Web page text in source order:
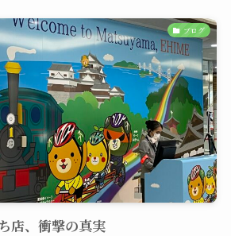
ブログ
店、衝撃の真実